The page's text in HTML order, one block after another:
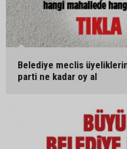
Belediye meclis
parti ne kadar oy al